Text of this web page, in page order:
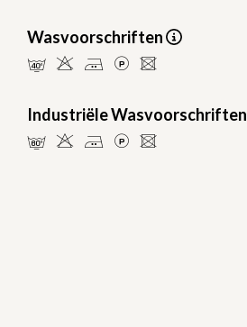
Wasvoorschriften
nHELU
Industriële Wasvoorschriften
pHELU